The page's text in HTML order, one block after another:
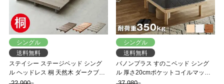
シングル
送料無料
ステイシー ステージベッド シング
ル ヘッドレス 桐 天然木 ダークブラ
ウン ナチュラル ローベッド フロア
シングル
送料無料
バノンプラス すのこベッド シング
ル 厚さ20cmポケットコイルマット
レスセット 木製 耐荷重350kg 組立